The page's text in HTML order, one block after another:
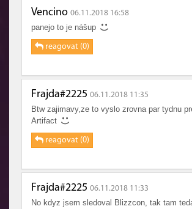
Vencino 06.11.2018 16:58
panejo to je nášup
reagovat (0)
Frajda#2225 06.11.2018 11:35
Btw zajimavy,ze to vyslo zrovna par tydnu
Artifact
reagovat (0)
Frajda#2225 06.11.2018 11:33
No kdyz jsem sledoval Blizzcon, tak tam